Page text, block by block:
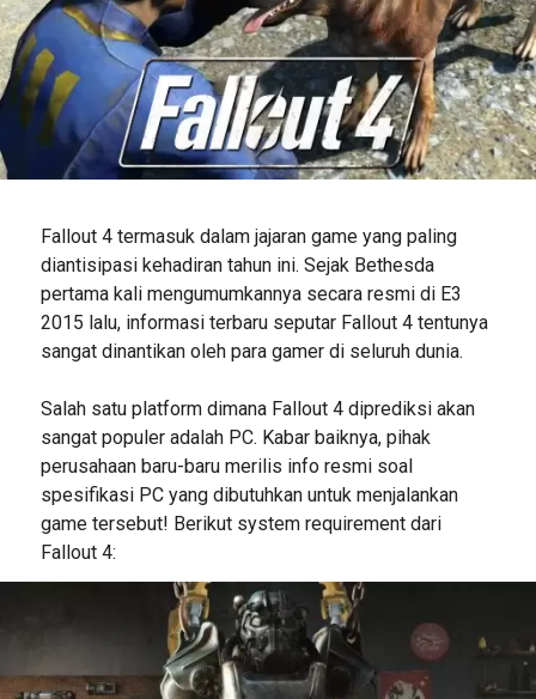
Fallout 4 termasuk dalam jajaran game yang paling
diantisipasi kehadiran tahun ini. Sejak Bethesda
pertama kali mengumumkannya secara resmi di E3
2015 lalu, informasi terbaru seputar Fallout 4 tentunya
sangat dinantikan oleh para gamer di seluruh dunia.
Salah satu platform dimana Fallout 4 diprediksi akan
sangat populer adalah PC. Kabar baiknya, pihak
perusahaan baru-baru merilis info resmi soal
spesifikasi PC yang dibutuhkan untuk menjalankan
game tersebut! Berikut system requirement dari
Fallout 4: